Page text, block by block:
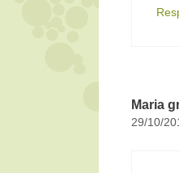
Maria
29/10/